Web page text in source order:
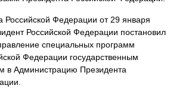
Российской Федерации от 29 января
Российской Федерации постановил
специальных программ
Федерации государственным
в Администрацию Президента